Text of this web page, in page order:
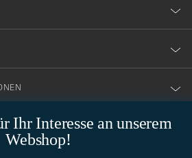
Ihr Interesse an unserem
Webshop!